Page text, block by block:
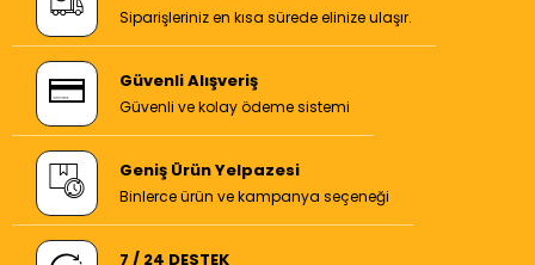
Siparişleriniz en kısa sürede elinize ulaşır.
Güvenli Alışveriş
Güvenli ve kolay ödeme sistemi
Geniş Ürün Yelpazesi
Binlerce ürün ve kampanya seçeneği
7 / 24 DESTEK